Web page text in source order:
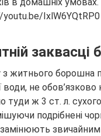
IxlW6YQtRP0
заквасці
з житнього борошна
води, не
туди ж 3 ст. л.
подрібнені
замінюють